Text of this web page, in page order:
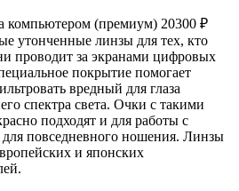
компьютером (премиум) 20300 ₽
утонченные линзы для тех, кто
проводит за экранами цифровых
покрытие помогает
вредный для глаза
спектра света. Очки с такими
подходят и для работы с
повседневного ношения. Линзы
и японских